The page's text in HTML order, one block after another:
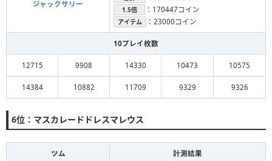
ジャックサリー
1.5倍 ：170447コイン
アイテム ：23000コイン
10プレイ枚数
12715 9908 14330 10473 10575
14384 10882 11709 9329 9326
6位：マスカレードドレスマレウス
ツム 計測結果